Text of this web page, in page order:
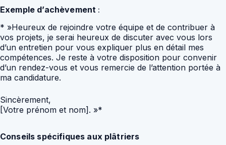
Exemple d’achèvement :
* »Heureux de rejoindre votre équipe et de contribuer à
vos projets, je serai heureux de discuter avec vous lors
d’un entretien pour vous expliquer plus en détail mes
compétences. Je reste à votre disposition pour convenir
d’un rendez-vous et vous remercie de l’attention portée à
ma candidature.
Sincèrement,
[Votre prénom et nom]. »*
Conseils spécifiques aux plâtriers